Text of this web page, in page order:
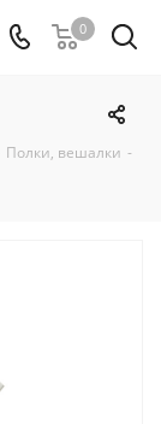
0
Полки, вешалки -